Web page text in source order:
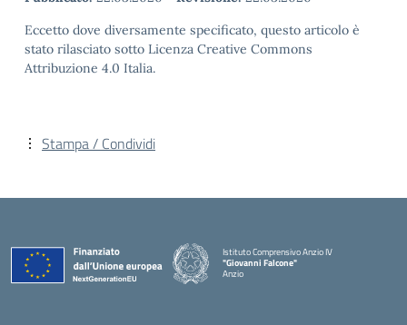
Eccetto dove diversamente specificato, questo articolo è
stato rilasciato sotto Licenza Creative Commons
Attribuzione 4.0 Italia.
Stampa / Condividi
Istituto Comprensivo Anzio IV
"Giovanni Falcone"
Anzio